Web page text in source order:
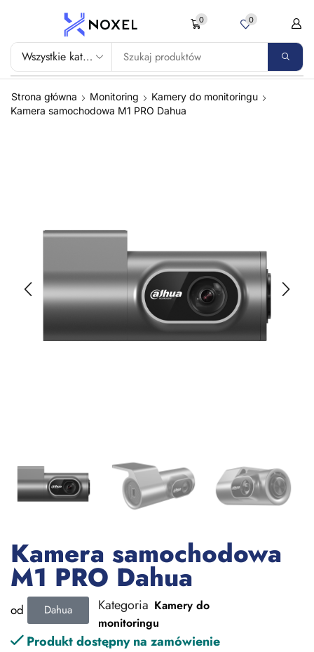
0 0
Strona główna Monitoring
Kamery do monitoringu
Kamera samochodowa M1 PRO Dahua
Kamera samochodowa
M1 PRO Dahua
od Dahua Kategoria Kamery do
monitoringu
Produkt dostępny na zamówienie